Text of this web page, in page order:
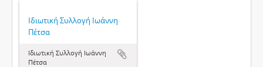
Ιδιωτική Συλλογή Ιωάννη
Πέτσα
Ιδιωτική Συλλογή Ιωάννη
Πέτσα